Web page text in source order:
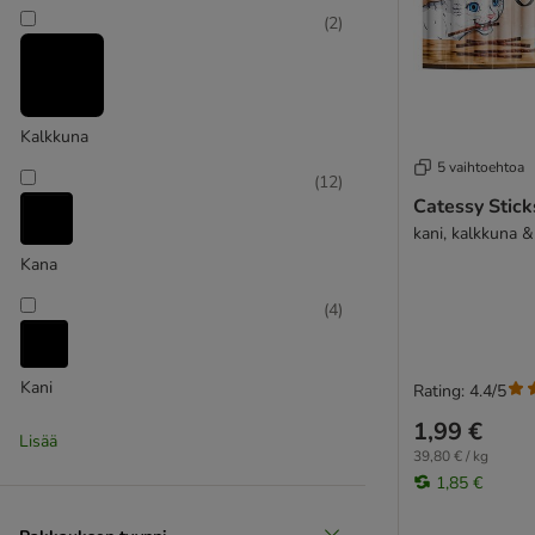
MAC's
Natural Trainer
Purina ONE
Purina Veterinary Diets
Rosie's Farm
Sanabelle
Schesir
ShinyCat
Kalkkuna
(2)
Kana
(12)
Kani
(4)
Lisää
5 vaihtoehtoa
Catessy
kani, kalkkuna
1,99 €
39,80 € / kg
1,85 €
Rating: 4.4/5